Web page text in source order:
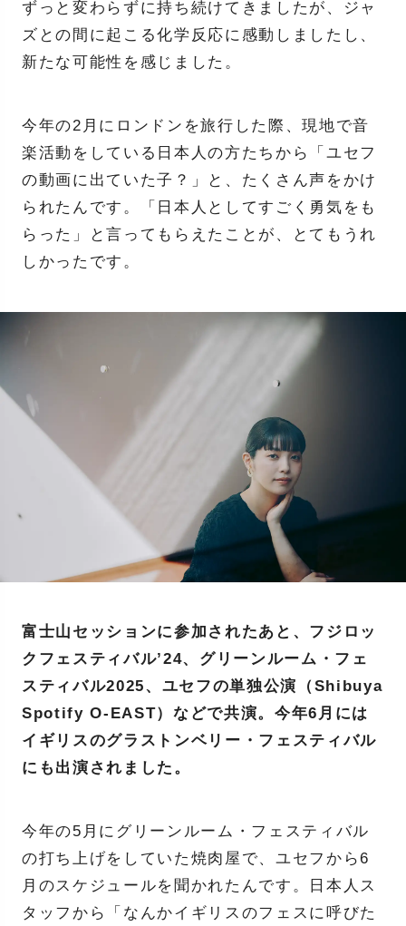
ずっと変わらずに持ち続けてきましたが、ジャ
ズとの間に起こる化学反応に感動しましたし、
新たな可能性を感じました。
今年の2月にロンドンを旅行した際、現地で音
楽活動をしている日本人の方たちから「ユセフ
の動画に出ていた子？」と、たくさん声をかけ
られたんです。「日本人としてすごく勇気をも
らった」と言ってもらえたことが、とてもうれ
しかったです。
富士山セッションに参加されたあと、フジロッ
クフェスティバル’24、グリーンルーム・フェ
スティバル2025、ユセフの単独公演（Shibuya
Spotify O-EAST）などで共演。今年6月には
イギリスのグラストンベリー・フェスティバル
にも出演されました。
今年の5月にグリーンルーム・フェスティバル
の打ち上げをしていた焼肉屋で、ユセフから6
月のスケジュールを聞かれたんです。日本人ス
タッフから「なんかイギリスのフェスに呼びた